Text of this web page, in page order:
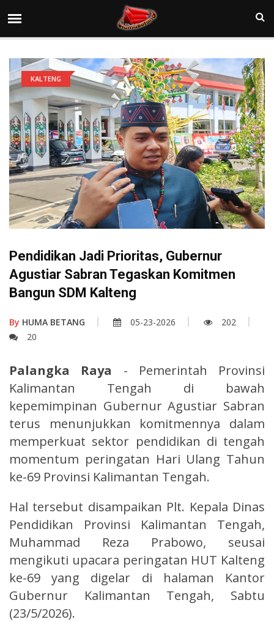
KALTENG
Pendidikan Jadi Prioritas, Gubernur
Agustiar Sabran Tegaskan Komitmen
Bangun SDM Kalteng
By HUMA BETANG 05-23-2026
202
20
Palangka Raya - Pemerintah Provinsi
Kalimantan Tengah di bawah
kepemimpinan Gubernur Agustiar Sabran
terus menunjukkan komitmennya dalam
memperkuat sektor pendidikan di tengah
momentum peringatan Hari Ulang Tahun
ke-69 Provinsi Kalimantan Tengah.
Hal tersebut disampaikan Plt. Kepala Dinas
Pendidikan Provinsi Kalimantan Tengah,
Muhammad Reza Prabowo, seusai
mengikuti upacara peringatan HUT Kalteng
ke-69 yang digelar di halaman Kantor
Gubernur Kalimantan Tengah, Sabtu
(23/5/2026).